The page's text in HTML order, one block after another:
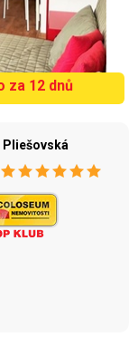
za 12 dnů
Pliešovská